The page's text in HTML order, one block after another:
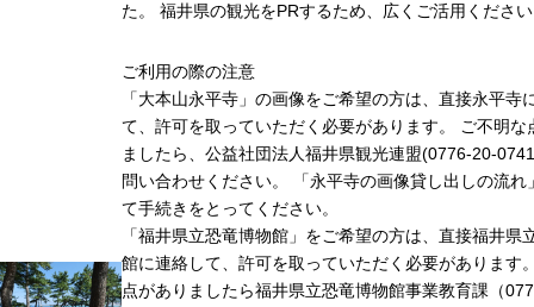
た。 福井県の観光をPRするため、広くご活用くださ
ご利用の際の注意
「大本山永平寺」の画像をご希望の方は、直接永平寺
て、許可を取っていただく必要があります。 ご不明な
ましたら、公益社団法人福井県観光連盟(0776-20-
問い合わせください。 「永平寺の画像貸し出しの流れ
て手続きをとってください。
「福井県立恐竜博物館」をご希望の方は、直接福井県
館に連絡して、許可を取っていただく必要があります
点がありましたら福井県立恐竜博物館事業教育課（